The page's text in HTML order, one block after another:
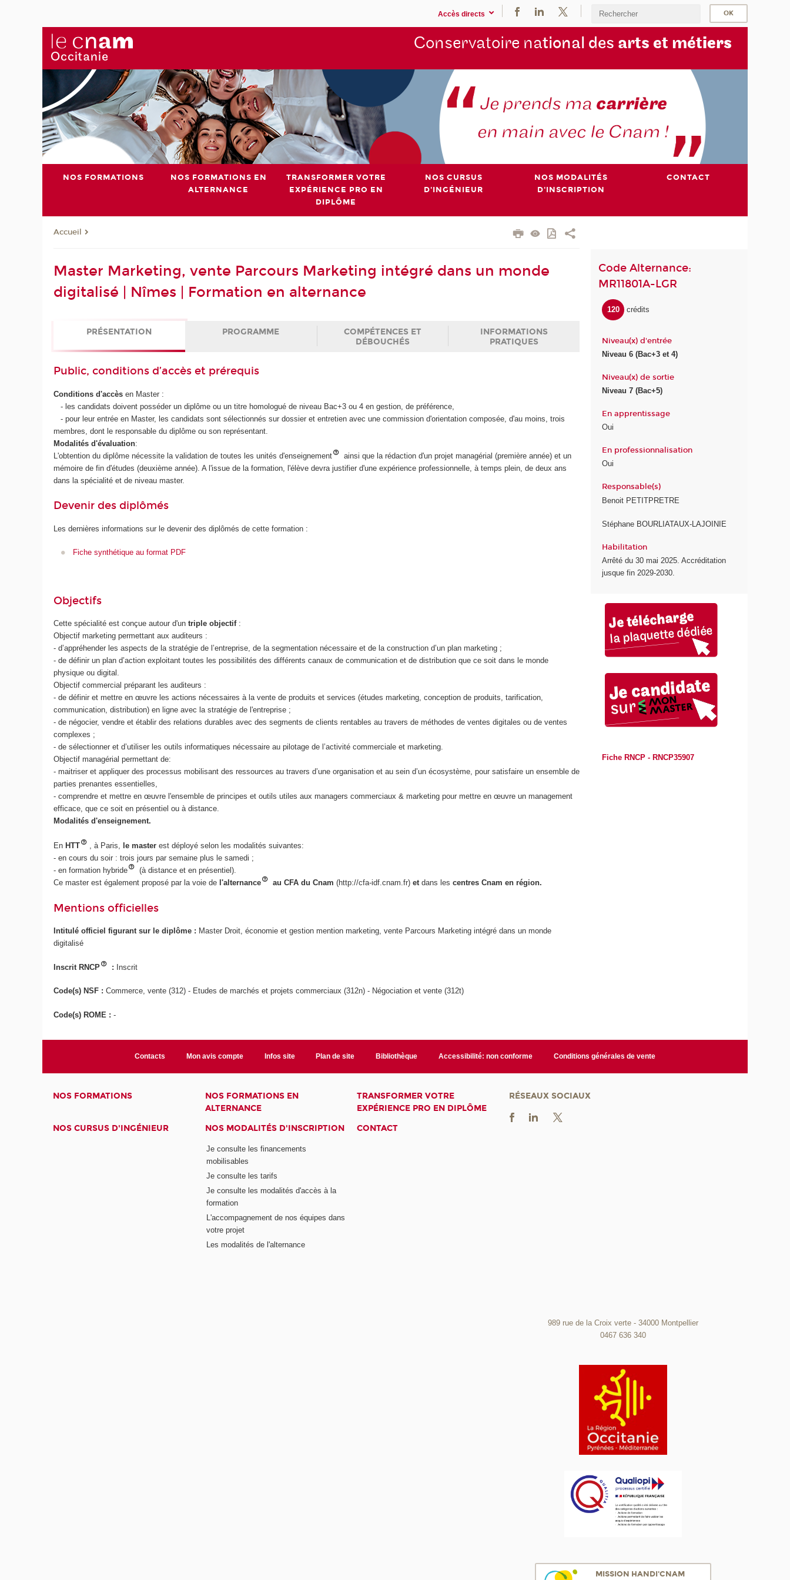
Accès directs
Conservatoire national des arts et métiers
NOS FORMATIONS
NOS FORMATIONS EN
ALTERNANCE
TRANSFORMER VOTRE
EXPÉRIENCE PRO EN
DIPLÔME
NOS CURSUS
D'INGÉNIEUR
NOS MODALITÉS
D'INSCRIPTION
CONTACT
Accueil
Master Marketing, vente Parcours Marketing intégré dans un monde
digitalisé | Nîmes | Formation en alternance
PRÉSENTATION PROGRAMME
COMPÉTENCES ET
DÉBOUCHÉS
INFORMATIONS
PRATIQUES
Public, conditions d’accès et prérequis
Conditions d'accès en Master :
- les candidats doivent posséder un diplôme ou un titre homologué de niveau Bac+3 ou 4 en gestion, de préférence,
- pour leur entrée en Master, les candidats sont sélectionnés sur dossier et entretien avec une commission d'orientation composée, d'au moins, trois
membres, dont le responsable du diplôme ou son représentant.
Modalités d'évaluation:
L'obtention du diplôme nécessite la validation de toutes les unités d'enseignement
ainsi que la rédaction d'un projet managérial (première année) et un
mémoire de fin d'études (deuxième année). A l'issue de la formation, l'élève devra justifier d'une expérience professionnelle, à temps plein, de deux ans
dans la spécialité et de niveau master.
Devenir des diplômés
Les dernières informations sur le devenir des diplômés de cette formation :
Fiche synthétique au format PDF
Objectifs
Cette spécialité est conçue autour d'untriple objectif:
Objectif marketing permettant aux auditeurs :
- d’appréhender les aspects de la stratégie de l’entreprise, de la segmentation nécessaire et de la construction d’un plan marketing ;
- de définir un plan d’action exploitant toutes les possibilités des différents canaux de communication et de distribution que ce soit dans le monde
physique ou digital.
Objectif commercial préparant les auditeurs :
- de définir et mettre en œuvre les actions nécessaires à la vente de produits et services (études marketing, conception de produits, tarification,
communication, distribution) en ligne avec la stratégie de l'entreprise ;
- de négocier, vendre et établir des relations durables avec des segments de clients rentables au travers de méthodes de ventes digitales ou de ventes
complexes ;
- de sélectionner et d’utiliser les outils informatiques nécessaire au pilotage de l’activité commerciale et marketing.
Objectif managérial permettant de:
- maitriser et appliquer des processus mobilisant des ressources au travers d’une organisation et au sein d’un écosystème, pour satisfaire un ensemble de
parties prenantes essentielles,
- comprendre et mettre en œuvre l'ensemble de principes et outils utiles aux managers commerciaux & marketing pour mettre en œuvre un management
efficace, que ce soit en présentiel ou à distance.
Modalités d'enseignement.
En HTT , à Paris, le master est déployé selon les modalités suivantes:
- en cours du soir : trois jours par semaine plus le samedi ;
- en formation hybride
(à distance et en présentiel).
Ce master est également proposé par la voie de l'alternance au CFA du Cnam(http://cfa-idf.cnam.fr) etdans les centres Cnam en région.
Mentions officielles
Intitulé officiel figurant sur le diplôme : Master Droit, économie et gestion mention marketing, vente Parcours Marketing intégré dans un monde
digitalisé
Inscrit RNCP : Inscrit
Code(s) NSF :Commerce, vente (312) - Etudes de marchés et projets commerciaux (312n) - Négociation et vente (312t)
Code(s) ROME :-
Code Alternance:
MR11801A-LGR
120 crédits
Niveau(x) d'entrée
Niveau 6 (Bac+3 et 4)
Niveau(x) de sortie
Niveau 7 (Bac+5)
En apprentissage
Oui
En professionnalisation
Oui
Responsable(s)
Benoit PETITPRETRE
Stéphane BOURLIATAUX-LAJOINIE
Habilitation
Arrêté du 30 mai 2025. Accréditation
jusque fin 2029-2030.
Fiche RNCP - RNCP35907
Contacts Mon avis compte Infos site Plan de site Bibliothèque Accessibilité: non conforme Conditions générales de vente
NOS FORMATIONS
NOS FORMATIONS EN
ALTERNANCE
TRANSFORMER VOTRE
EXPÉRIENCE PRO EN DIPLÔME
NOS CURSUS D'INGÉNIEUR
NOS MODALITÉS D'INSCRIPTION
Je consulte les financements
mobilisables
Je consulte les tarifs
Je consulte les modalités d'accès à la
formation
L'accompagnement de nos équipes dans
votre projet
Les modalités de l'alternance
CONTACT
RÉSEAUX SOCIAUX
989 rue de la Croix verte - 34000 Montpellier
0467 636 340
MISSION HANDI'CNAM